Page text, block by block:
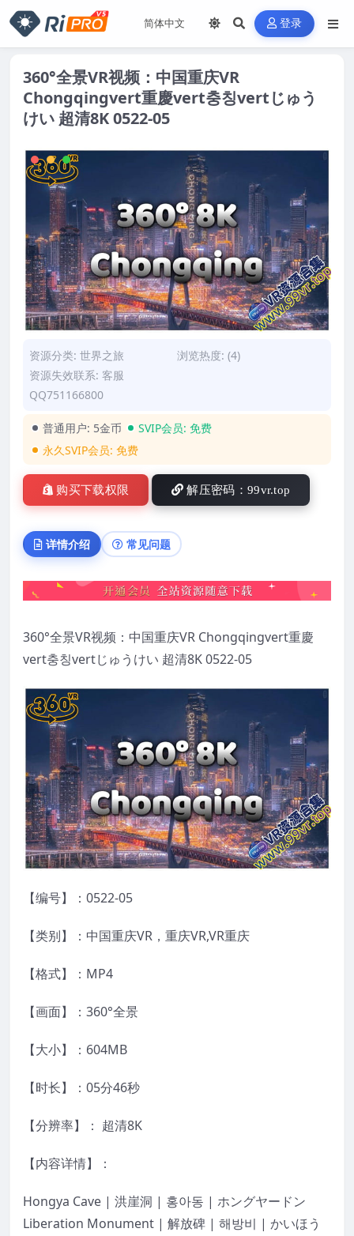
登录
360°全景VR视频：中国重庆VR
Chongqingvert重慶vert충칭vertじゅう
けい 超清8K 0522-05
资源分类: 世界之旅
浏览热度: (4)
资源失效联系: 客服
QQ751166800
普通用户: 5金币 SVIP会员: 免费
永久SVIP会员: 免费
购买下载权限 解压密码：99vr.top
详情介绍 常见问题
360°全景VR视频：中国重庆VR Chongqingvert重慶
vert충칭vertじゅうけい 超清8K 0522-05
【编号】：0522-05
【类别】：中国重庆VR，重庆VR,VR重庆
【格式】：MP4
【画面】：360°全景
【大小】：604MB
【时长】：05分46秒
【分辨率】： 超清8K
【内容详情】：
Hongya Cave | 洪崖洞 | 홍아동 | ホングヤードン
Liberation Monument | 解放碑 | 해방비 | かいほう